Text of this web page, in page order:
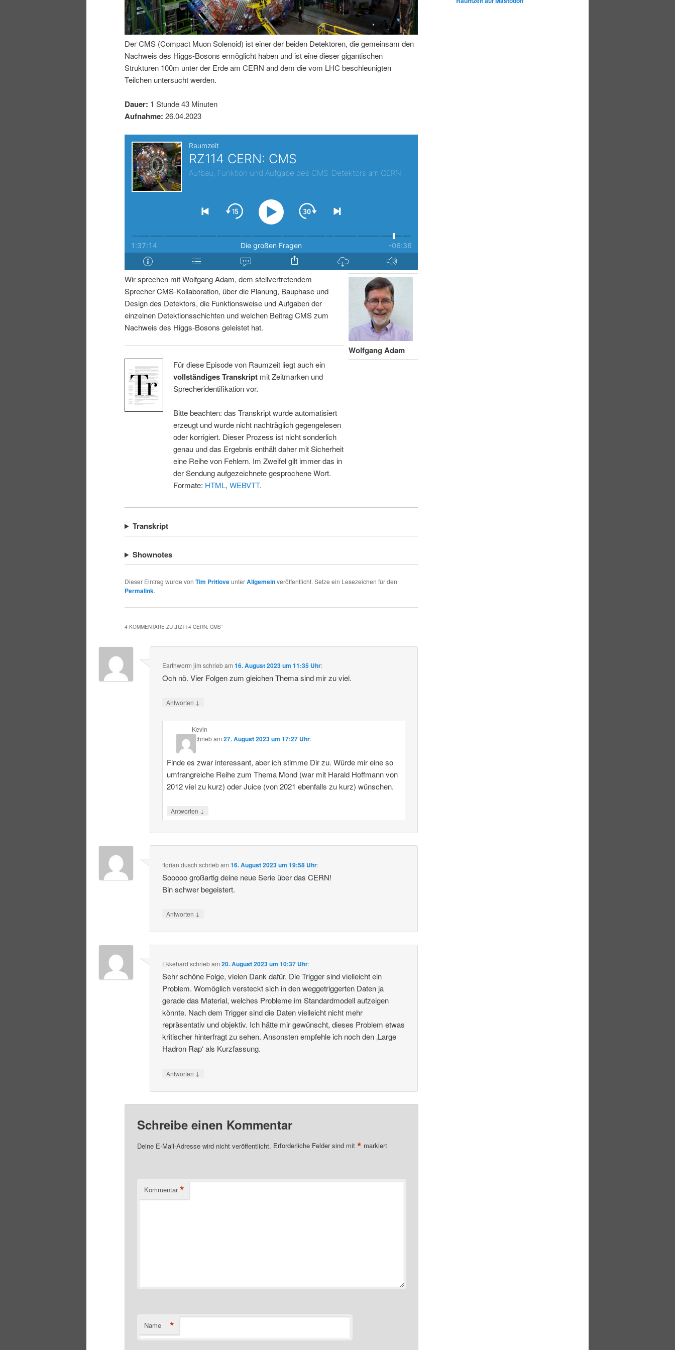
I
l
t
s
p
i
g
e
n
e
h
a
l
t
p
i
n
g
e
n
Der CMS (Compact Muon Solenoid) ist einer der beiden Detektoren, die gemeinsam den
Nachweis des Higgs-Bosons ermöglicht haben und ist eine dieser gigantischen
Strukturen 100m unter der Erde am CERN and dem die vom LHC beschleunigten
Teilchen untersucht werden.
Dauer: 1 Stunde 43 Minuten
Aufnahme: 26.04.2023
Wolfgang Adam
Wir sprechen mit Wolfgang Adam, dem stellvertretendem
Sprecher CMS-Kollaboration, über die Planung, Bauphase und
Design des Detektors, die Funktionsweise und Aufgaben der
einzelnen Detektionsschichten und welchen Beitrag CMS zum
Nachweis des Higgs-Bosons geleistet hat.
Für diese Episode von Raumzeit liegt auch ein
vollständiges Transkriptmit Zeitmarken und
Sprecheridentifikation vor.
Bitte beachten: das Transkript wurde automatisiert
erzeugt und wurde nicht nachträglich gegengelesen
oder korrigiert. Dieser Prozess ist nicht sonderlich
genau und das Ergebnis enthält daher mit Sicherheit
eine Reihe von Fehlern. Im Zweifel gilt immer das in
der Sendung aufgezeichnete gesprochene Wort.
Formate: HTML, WEBVTT.
Transkript
Shownotes
Dieser Eintrag wurde von Tim PritloveunterAllgemeinveröffentlicht. Setze ein Lesezeichen für den
Permalink.
4 KOMMENTARE ZU „ RZ114 CERN: CMS“
Earthworm jim schriebam16. August 2023 um 11:35 Uhr:
Och nö. Vier Folgen zum gleichen Thema sind mir zu viel.
Antworten ↓
Kevin
schriebam 27. August 2023 um 17:27 Uhr:
Finde es zwar interessant, aber ich stimme Dir zu. Würde mir eine so
umfrangreiche Reihe zum Thema Mond (war mit Harald Hoffmann von
2012 viel zu kurz) oder Juice (von 2021 ebenfalls zu kurz) wünschen.
Antworten ↓
florian dusch schriebam16. August 2023 um 19:58 Uhr:
Sooooo großartig deine neue Serie über das CERN!
Bin schwer begeistert.
Antworten ↓
Ekkehard schriebam20. August 2023 um 10:37 Uhr:
Sehr schöne Folge, vielen Dank dafür. Die Trigger sind vielleicht ein
Problem. Womöglich versteckt sich in den weggetriggerten Daten ja
gerade das Material, welches Probleme im Standardmodell aufzeigen
könnte. Nach dem Trigger sind die Daten vielleicht nicht mehr
repräsentativ und objektiv. Ich hätte mir gewünscht, dieses Problem etwas
kritischer hinterfragt zu sehen. Ansonsten empfehle ich noch den ‚Large
Hadron Rap‘ als Kurzfassung.
Antworten ↓
Schreibe einen Kommentar
Deine E-Mail-Adresse wird nicht veröffentlicht. Erforderliche Felder sind mit* markiert
Kommentar *
Name *